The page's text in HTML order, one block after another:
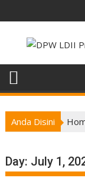
to
content
Anda Disini
Day: July 1,